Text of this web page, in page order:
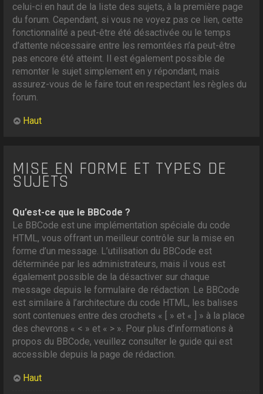
celui-ci en haut de la liste des sujets, à la première page
du forum. Cependant, si vous ne voyez pas ce lien, cette
fonctionnalité a peut-être été désactivée ou le temps
d’attente nécessaire entre les remontées n’a peut-être
pas encore été atteint. Il est également possible de
remonter le sujet simplement en y répondant, mais
assurez-vous de le faire tout en respectant les règles du
forum.
Haut
MISE EN FORME ET TYPES DE
SUJETS
Qu’est-ce que le BBCode ?
Le BBCode est une implémentation spéciale du code
HTML, vous offrant un meilleur contrôle sur la mise en
forme d’un message. L’utilisation du BBCode est
déterminée par les administrateurs, mais il vous est
également possible de la désactiver sur chaque
message depuis le formulaire de rédaction. Le BBCode
est similaire à l’architecture du code HTML, les balises
sont contenues entre des crochets « [ » et « ] » à la place
des chevrons « < » et « > ». Pour plus d’informations à
propos du BBCode, veuillez consulter le guide qui est
accessible depuis la page de rédaction.
Haut